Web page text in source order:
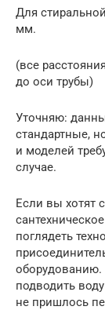
Для
мм.
(все
до оси трубы)
Уточняю:
стандартные,
и моделей
случае.
Если вы хотят
поглядеть
оборудованию.
подводить
не пришлось